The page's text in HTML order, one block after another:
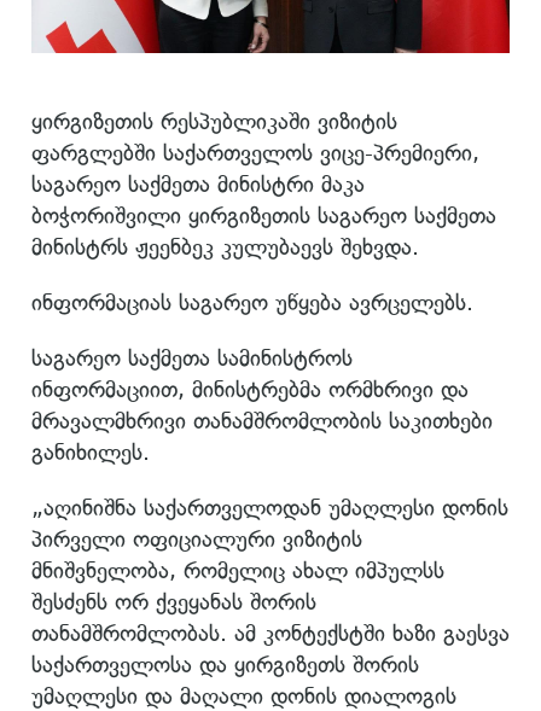
ყირგიზეთის რესპუბლიკაში ვიზიტის
ფარგლებში საქართველოს ვიცე-პრემიერი,
საგარეო საქმეთა მინისტრი მაკა
ბოჭორიშვილი ყირგიზეთის საგარეო საქმეთა
მინისტრს ჟეენბეკ კულუბაევს შეხვდა.
ინფორმაციას საგარეო უწყება ავრცელებს.
საგარეო საქმეთა სამინისტროს
ინფორმაციით, მინისტრებმა ორმხრივი და
მრავალმხრივი თანამშრომლობის საკითხები
განიხილეს.
„აღინიშნა საქართველოდან უმაღლესი დონის
პირველი ოფიციალური ვიზიტის
მნიშვნელობა, რომელიც ახალ იმპულსს
შესძენს ორ ქვეყანას შორის
თანამშრომლობას. ამ კონტექსტში ხაზი გაესვა
საქართველოსა და ყირგიზეთს შორის
უმაღლესი და მაღალი დონის დიალოგის